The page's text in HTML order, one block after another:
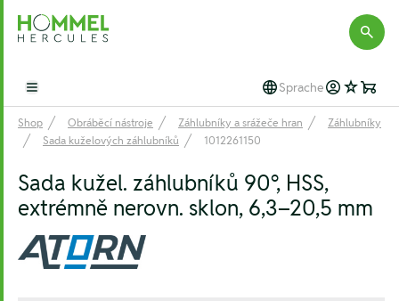
Hommel Hercules
Open main menu Sprache
Shop Obráběcí nástroje Záhlubníky a srážeče hran
Záhlubníky
Sada kuželových záhlubníků
1012261150
Sada kužel. záhlubníků 90°, HSS,
extrémně nerovn. sklon, 6,3–20,5 mm